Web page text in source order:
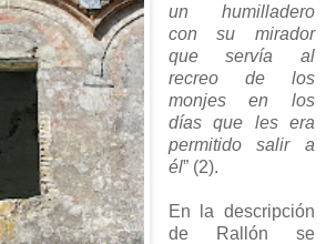
un humilladero
con su mirador
que servía al
recreo de los
monjes en los
días que les era
permitido salir a
él” (2).
En la descripción
de Rallón se